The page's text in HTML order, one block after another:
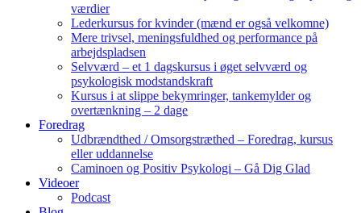
værdier
Lederkursus for kvinder (mænd er også velkomne)
Mere trivsel, meningsfuldhed og performance på
arbejdspladsen
Selvværd – et 1 dagskursus i øget selvværd og
psykologisk modstandskraft
Kursus i at slippe bekymringer, tankemylder og
overtænkning – 2 dage
Foredrag
Udbrændthed / Omsorgstræthed – Foredrag, kursus
eller uddannelse
Caminoen og Positiv Psykologi – Gå Dig Glad
Videoer
Podcast